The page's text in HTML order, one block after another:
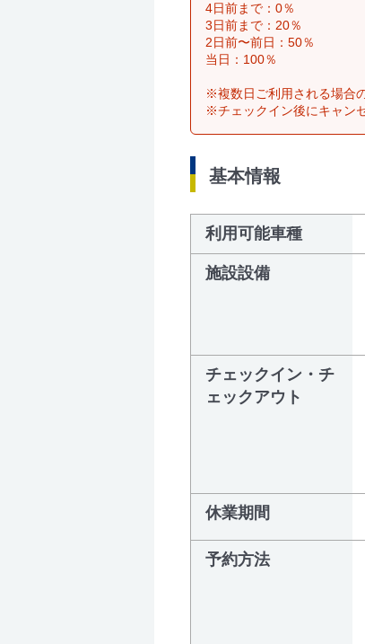
4日前まで：0％
3日前まで：20％
2日前〜前日：50％
当日：100％
※複数日ご利用される場合
※チェックイン後にキャン
基本情報
利用可能車種
施設設備
チェックイン・チ
ェックアウト
休業期間
予約方法